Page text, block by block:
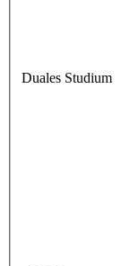
Duales Studium